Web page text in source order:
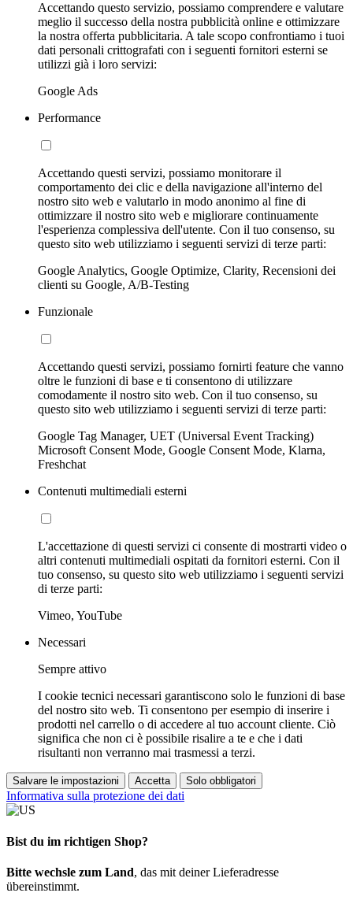
Accettando questo servizio, possiamo comprendere e valutare
meglio il successo della nostra pubblicità online e ottimizzare
la nostra offerta pubblicitaria. A tale scopo confrontiamo i tuoi
dati personali crittografati con i seguenti fornitori esterni se
utilizzi già i loro servizi:
Google Ads
Performance
Accettando questi servizi, possiamo monitorare il
comportamento dei clic e della navigazione all'interno del
nostro sito web e valutarlo in modo anonimo al fine di
ottimizzare il nostro sito web e migliorare continuamente
l'esperienza complessiva dell'utente. Con il tuo consenso, su
questo sito web utilizziamo i seguenti servizi di terze parti:
Google Analytics, Google Optimize, Clarity, Recensioni dei
clienti su Google, A/B-Testing
Funzionale
Accettando questi servizi, possiamo fornirti feature che vanno
oltre le funzioni di base e ti consentono di utilizzare
comodamente il nostro sito web. Con il tuo consenso, su
questo sito web utilizziamo i seguenti servizi di terze parti:
Google Tag Manager, UET (Universal Event Tracking)
Microsoft Consent Mode, Google Consent Mode, Klarna,
Freshchat
Contenuti multimediali esterni
L'accettazione di questi servizi ci consente di mostrarti video o
altri contenuti multimediali ospitati da fornitori esterni. Con il
tuo consenso, su questo sito web utilizziamo i seguenti servizi
di terze parti:
Vimeo, YouTube
Necessari
Sempre attivo
I cookie tecnici necessari garantiscono solo le funzioni di base
del nostro sito web. Ti consentono per esempio di inserire i
prodotti nel carrello o di accedere al tuo account cliente. Ciò
significa che non ci è possibile risalire a te e che i dati
risultanti non verranno mai trasmessi a terzi.
Salvare le impostazioni Accetta Solo obbligatori
Informativa sulla protezione dei dati
Bist du im richtigen Shop?
Bitte wechsle zum Land, das mit deiner Lieferadresse
übereinstimmt.